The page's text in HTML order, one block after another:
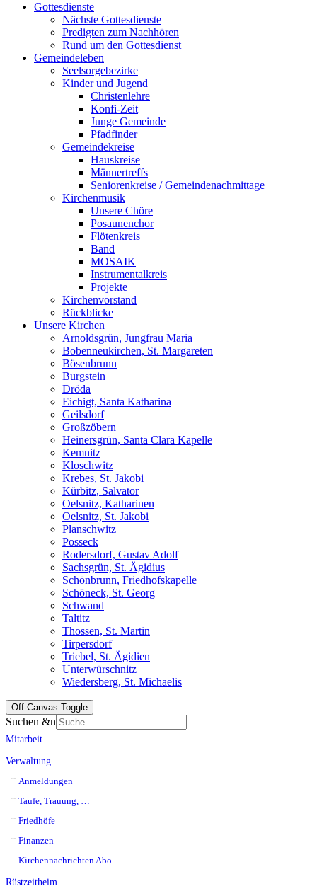
Gottesdienste
Nächste Gottesdienste
Predigten zum Nachhören
Rund um den Gottesdienst
Gemeindeleben
Seelsorgebezirke
Kinder und Jugend
Christenlehre
Konfi-Zeit
Junge Gemeinde
Pfadfinder
Gemeindekreise
Hauskreise
Männertreffs
Seniorenkreise / Gemeindenachmittage
Kirchenmusik
Unsere Chöre
Posaunenchor
Flötenkreis
Band
MOSAIK
Instrumentalkreis
Projekte
Kirchenvorstand
Rückblicke
Unsere Kirchen
Arnoldsgrün, Jungfrau Maria
Bobenneukirchen, St. Margareten
Bösenbrunn
Burgstein
Dröda
Eichigt, Santa Katharina
Geilsdorf
Großzöbern
Heinersgrün, Santa Clara Kapelle
Kemnitz
Kloschwitz
Krebes, St. Jakobi
Kürbitz, Salvator
Oelsnitz, Katharinen
Oelsnitz, St. Jakobi
Planschwitz
Posseck
Rodersdorf, Gustav Adolf
Sachsgrün, St. Ägidius
Schönbrunn, Friedhofskapelle
Schöneck, St. Georg
Schwand
Taltitz
Thossen, St. Martin
Tirpersdorf
Triebel, St. Ägidien
Unterwürschnitz
Wiedersberg, St. Michaelis
Off-Canvas Toggle
Suchen &n
Mitarbeit
Verwaltung
Anmeldungen
Taufe, Trauung, …
Friedhöfe
Finanzen
Kirchennachrichten Abo
Rüstzeitheim